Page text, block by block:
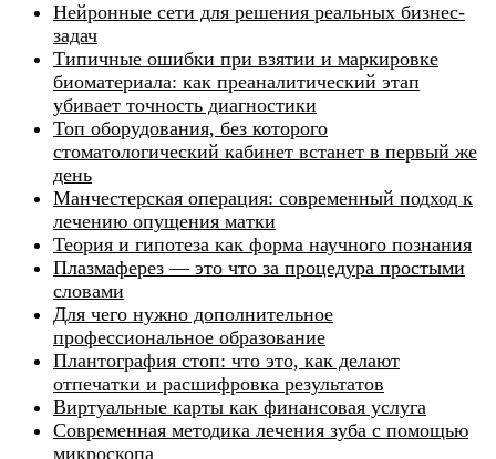
Нейронные сети для решения реальных бизнес-
задач
Типичные ошибки при взятии и маркировке
биоматериала: как преаналитический этап
убивает точность диагностики
Топ оборудования, без которого
стоматологический кабинет встанет в первый же
день
Манчестерская операция: современный подход к
лечению опущения матки
Теория и гипотеза как форма научного познания
Плазмаферез — это что за процедура простыми
словами
Для чего нужно дополнительное
профессиональное образование
Плантография стоп: что это, как делают
отпечатки и расшифровка результатов
Виртуальные карты как финансовая услуга
Современная методика лечения зуба с помощью
микроскопа